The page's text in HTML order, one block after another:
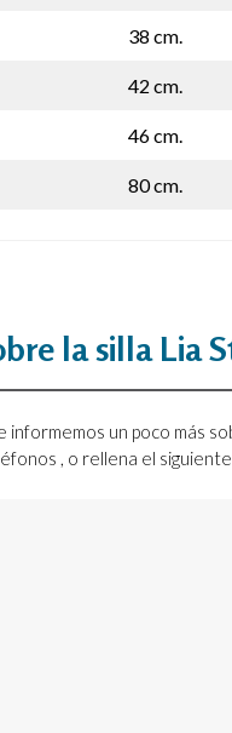
38 cm.
42 cm.
46 cm.
80 cm.
la silla Lia
informemos un poco más
, o rellena el